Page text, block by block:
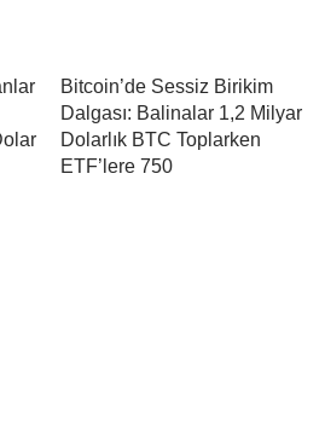
Bitcoin’de Sessiz Birikim
Dalgası: Balinalar 1,2 Milyar
Dolarlık BTC Toplarken
ETF’lere 750